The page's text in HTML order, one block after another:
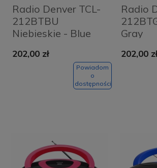
Radio Denver TCL-
212BTBU
Niebieskie - Blue
202,00 zł
Powiadom
o
dostępności
Radio
Gray
202,00